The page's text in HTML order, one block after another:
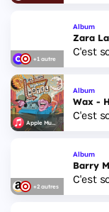
+1 autre
Album
Zara
C'est
Apple Music
Album
Wax -
C'est
+2 autres
Album
Barry
C'est